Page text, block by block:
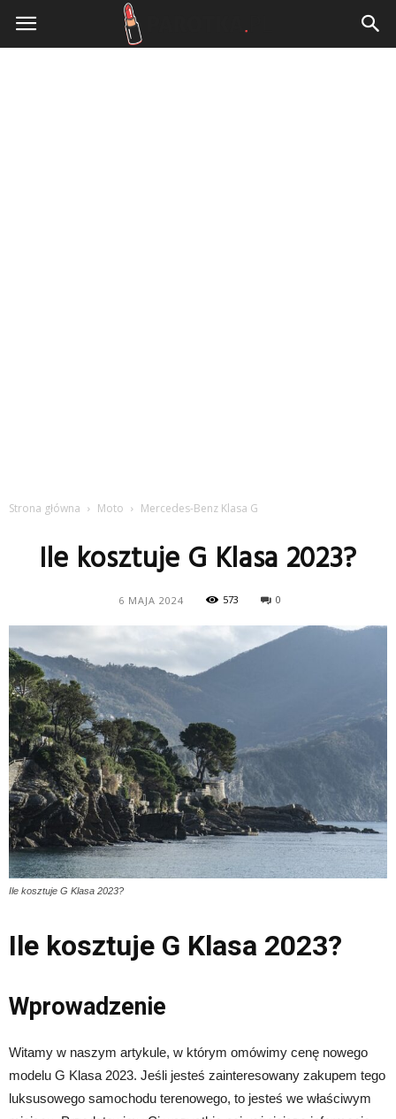
www.parotka.pl
Strona główna Moto Mercedes-Benz Klasa G
Ile kosztuje G Klasa 2023?
6 MAJA 2024 573 0
Ile kosztuje G Klasa 2023?
Ile kosztuje G Klasa 2023?
Wprowadzenie
Witamy w naszym artykule, w którym omówimy cenę nowego
modelu G Klasa 2023. Jeśli jesteś zainteresowany zakupem tego
luksusowego samochodu terenowego, to jesteś we właściwym